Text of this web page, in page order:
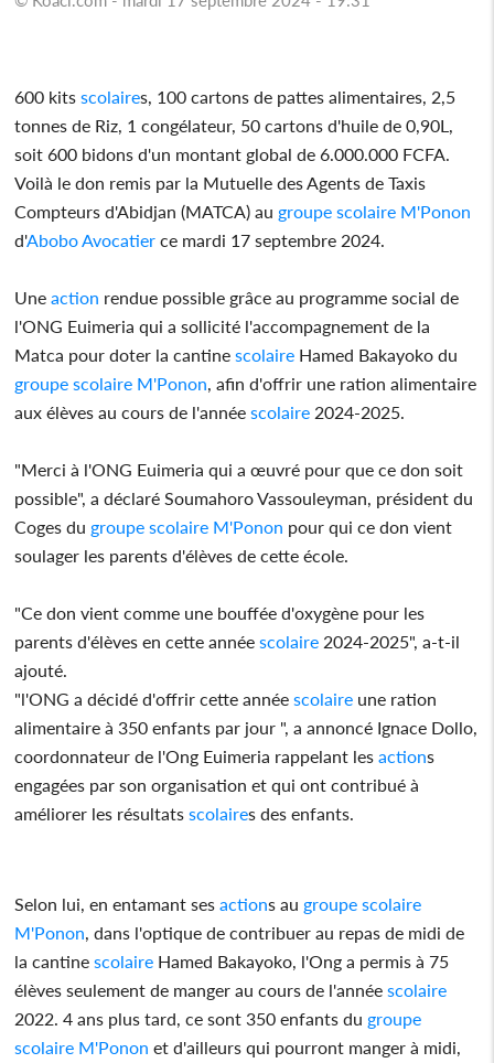
600 kits scolaires, 100 cartons de pattes alimentaires, 2,5
tonnes de Riz, 1 congélateur, 50 cartons d'huile de 0,90L,
soit 600 bidons d'un montant global de 6.000.000 FCFA.
Voilà le don remis par la Mutuelle des Agents de Taxis
Compteurs d'Abidjan (MATCA) au groupe scolaire M'Ponon
d'Abobo Avocatier ce mardi 17 septembre 2024.
Une action rendue possible grâce au programme social de
l'ONG Euimeria qui a sollicité l'accompagnement de la
Matca pour doter la cantine scolaire Hamed Bakayoko du
groupe scolaire M'Ponon , afin d'offrir une ration alimentaire
aux élèves au cours de l'année scolaire 2024-2025.
"Merci à l'ONG Euimeria qui a œuvré pour que ce don soit
possible", a déclaré Soumahoro Vassouleyman, président du
Coges du groupe scolaire M'Ponon pour qui ce don vient
soulager les parents d'élèves de cette école.
"Ce don vient comme une bouffée d'oxygène pour les
parents d'élèves en cette année scolaire 2024-2025", a-t-il
ajouté.
"l'ONG a décidé d'offrir cette année scolaire une ration
alimentaire à 350 enfants par jour ", a annoncé Ignace Dollo,
coordonnateur de l'Ong Euimeria rappelant les actions
engagées par son organisation et qui ont contribué à
améliorer les résultats scolaires des enfants.
Selon lui, en entamant ses actions au groupe scolaire
M'Ponon , dans l'optique de contribuer au repas de midi de
la cantine scolaire Hamed Bakayoko, l'Ong a permis à 75
élèves seulement de manger au cours de l'année scolaire
2022. 4 ans plus tard, ce sont 350 enfants du groupe
scolaire M'Ponon et d'ailleurs qui pourront manger à midi,